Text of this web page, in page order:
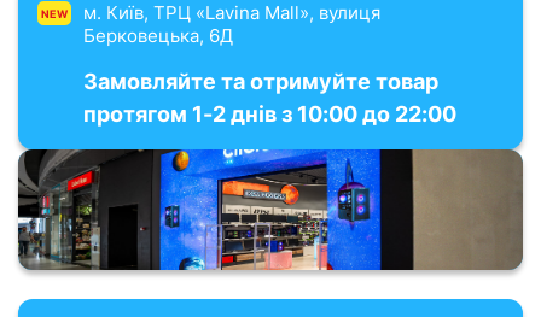
NEW
м. Київ, ТРЦ «Lavina Mall», вулиця
Берковецька, 6Д
Замовляйте та отримуйте товар
протягом 1-2 днів з 10:00 до 22:00